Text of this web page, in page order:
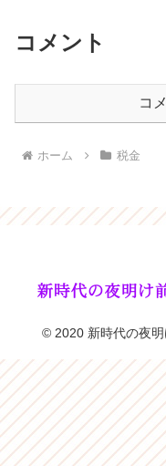
コメント
コ
ホーム 税金
© 2020 新時代の夜明